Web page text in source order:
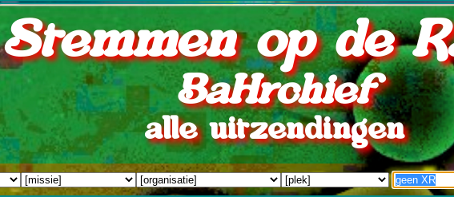
Stemmen op de
BaHrchief
alle uitzendingen